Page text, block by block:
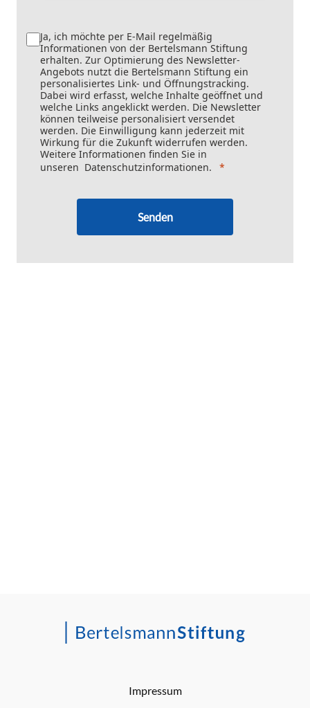
Ja, ich möchte per E-Mail regelmäßig
Informationen von der Bertelsmann Stiftung
erhalten. Zur Optimierung des Newsletter-
Angebots nutzt die Bertelsmann Stiftung ein
personalisiertes Link- und Öffnungstracking.
Dabei wird erfasst, welche Inhalte geöffnet und
welche Links angeklickt werden. Die Newsletter
können teilweise personalisiert versendet
werden. Die Einwilligung kann jederzeit mit
Wirkung für die Zukunft widerrufen werden.
Weitere Informationen finden Sie in
unseren Datenschutzinformationen.
Senden
Impressum